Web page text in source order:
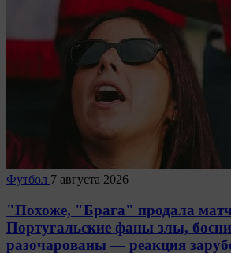
Футбол 7 августа 2026
"Похоже, "Брага" продала
Португальские фаны злы,
разочарованы — реакция